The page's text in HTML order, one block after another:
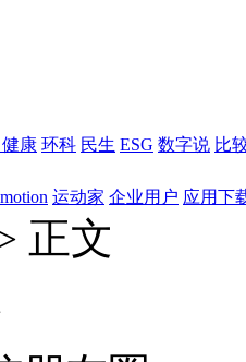
健康 环科 民生 ESG 数字说 比
运动家 企业用户 应用下
正文